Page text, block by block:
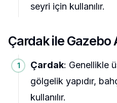
seyri için kullanılır.
Çardak ile Gazebo
Çardak: Genellikle
gölgelik yapıdır,
kullanılır.